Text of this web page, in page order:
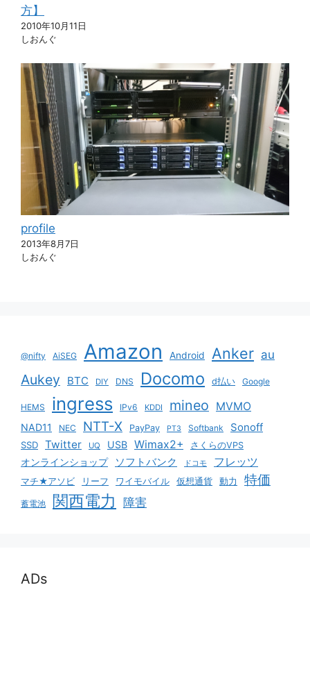
方】
2010年10月11日
しおんぐ
profile
2013年8月7日
しおんぐ
@nifty AiSEG Amazon Android Anker au
Aukey BTC DIY DNS Docomo d払い Google
HEMS ingress IPv6 KDDI mineo MVMO
NAD11 NEC NTT-X PayPay PT3 Softbank Sonoff
SSD Twitter UQ USB Wimax2+ さくらのVPS
オンラインショップ ソフトバンク ドコモ フレッツ
マチ★アソビ リーフ ワイモバイル 仮想通貨 動力 特価
蓄電池 関西電力 障害
ADs